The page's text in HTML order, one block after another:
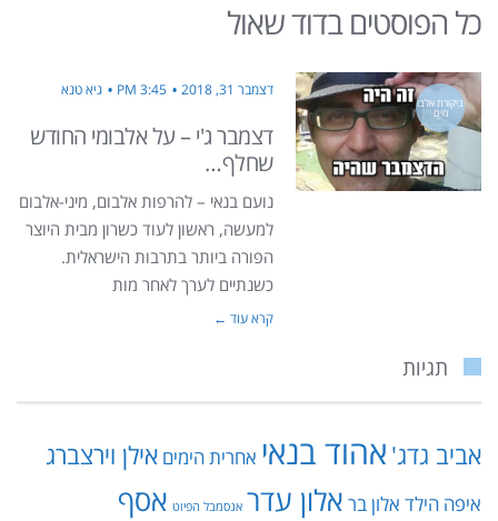
כל הפוסטים בדוד שאול
ביקורת אלבו
מים
דצמבר 31, 2018 3:45 PM גיא טנא
דצמבר ג'י – על אלבומי החודש
שחלף…
נועם בנאי – להרפות אלבום, מיני-אלבום
למעשה, ראשון לעוד כשרון מבית היוצר
הפורה ביותר בתרבות הישראלית.
כשנתיים לערך לאחר מות
קרא עוד ←
תגיות
אביב גדג' אהוד בנאי אחרית הימים אילן וירצברג
איפה הילד אלון בר אלון עדר אנסמבל הפיוט אסף